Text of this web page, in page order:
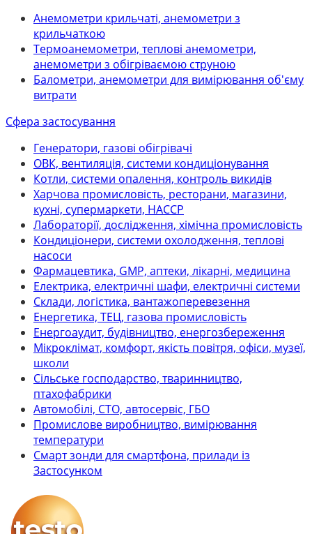
Анемометри крильчаті, анемометри з
крильчаткою
Термоанемометри, теплові анемометри,
анемометри з обігріваємою струною
Балометри, анемометри для вимірювання об'єму
витрати
Сфера застосування
Генератори, газові обігрівачі
ОВК, вентиляція, системи кондиціонування
Котли, системи опалення, контроль викидів
Харчова промисловість, ресторани, магазини,
кухні, супермаркети, НАССР
Лабораторії, дослідження, хімічна промисловість
Кондиціонери, системи охолодження, теплові
насоси
Фармацевтика, GMP, аптеки, лікарні, медицина
Електрика, електричні шафи, електричні системи
Склади, логістика, вантажоперевезення
Енергетика, ТЕЦ, газова промисловість
Енергоаудит, будівництво, енергозбереження
Мікроклімат, комфорт, якість повітря, офіси, музеї,
школи
Сільське господарство, тваринництво,
птахофабрики
Автомобілі, СТО, автосервіс, ГБО
Промислове виробництво, вимірювання
температури
Смарт зонди для смартфона, прилади із
Застосунком